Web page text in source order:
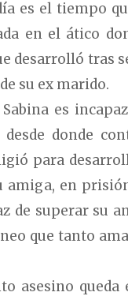
es el tiempo
en el ático
desarrolló tras
su ex marido.
es
desde donde
para
amiga, en
de superar su
que tanto
asesino